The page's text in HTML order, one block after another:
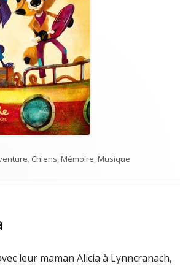
, Chiens,Mémoire,Musique
leur maman Alicia à Lynncranach,